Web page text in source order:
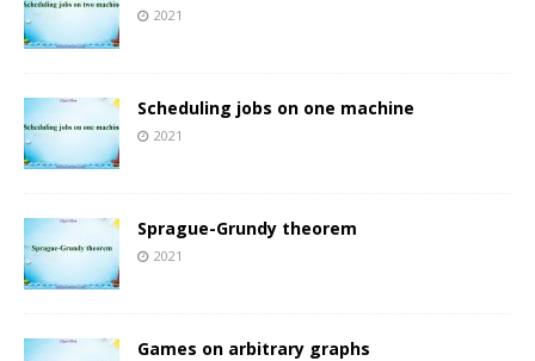
2021
Scheduling jobs on one machine
2021
Sprague-Grundy theorem
2021
Games on arbitrary graphs